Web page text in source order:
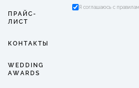
ПРАЙС-
ЛИСТ
КОНТАКТЫ
WEDDING
AWARDS
Я соглашаюсь с